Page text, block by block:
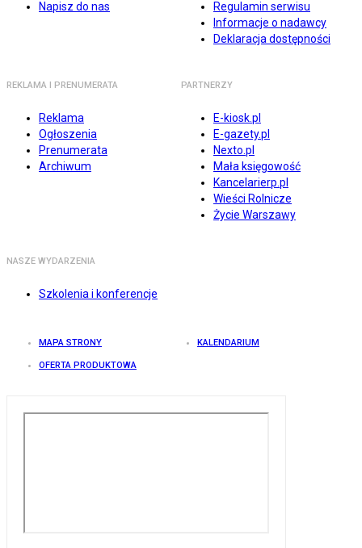
Napisz do nas
Regulamin serwisu
Informacje o nadawcy
Deklaracja dostępności
REKLAMA I PRENUMERATA
Reklama
Ogłoszenia
Prenumerata
Archiwum
PARTNERZY
E-kiosk.pl
E-gazety.pl
Nexto.pl
Mała księgowość
Kancelarierp.pl
Wieści Rolnicze
Życie Warszawy
NASZE WYDARZENIA
Szkolenia i konferencje
MAPA STRONY KALENDARIUM
OFERTA PRODUKTOWA